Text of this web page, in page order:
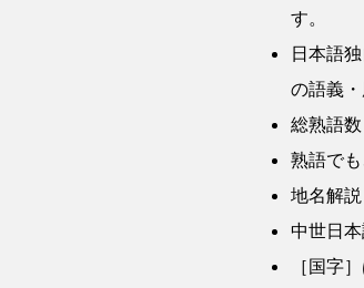
す。
日本語
の語義
総熟語
熟語で
地名解
中世日
［国字